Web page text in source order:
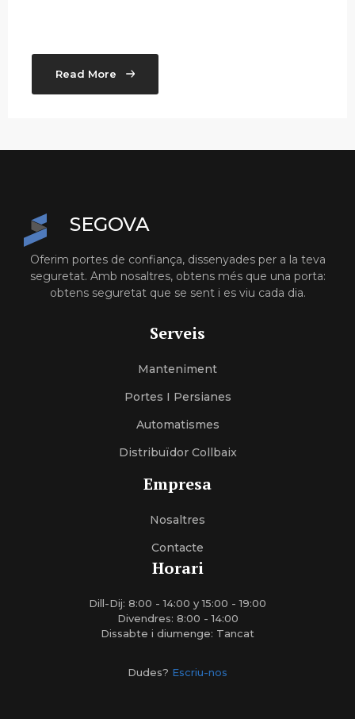
Read More
SEGOVA
Oferim portes de confiança, dissenyades per a la teva
seguretat. Amb nosaltres, obtens més que una porta:
obtens seguretat que se sent i es viu cada dia.
Serveis
Manteniment
Portes I Persianes
Automatismes
Distribuïdor Collbaix
Empresa
Nosaltres
Contacte
Horari
Dill-Dij: 8:00 - 14:00 y 15:00 - 19:00
Divendres: 8:00 - 14:00
Dissabte i diumenge: Tancat
Dudes? Escriu-nos